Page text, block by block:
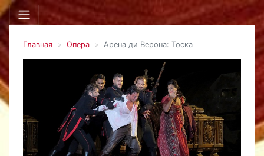
Главная Опера Арена ди Верона: Тоска